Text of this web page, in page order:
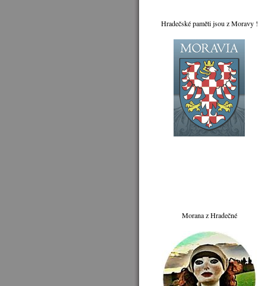
Hradečské paměti jsou z Moravy !
Morana z Hradečné